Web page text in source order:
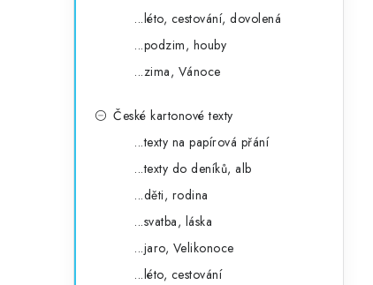
...léto, cestování, dovolená
...podzim, houby
...zima, Vánoce
České kartonové texty
...texty na papírová přání
...texty do deníků, alb
...děti, rodina
...svatba, láska
...jaro, Velikonoce
...léto, cestování